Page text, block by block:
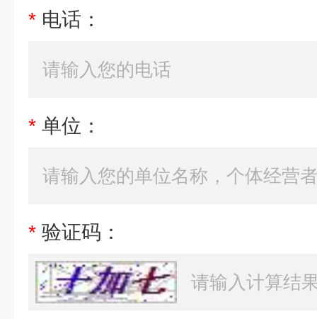
* 电话：
* 单位：
* 验证码：